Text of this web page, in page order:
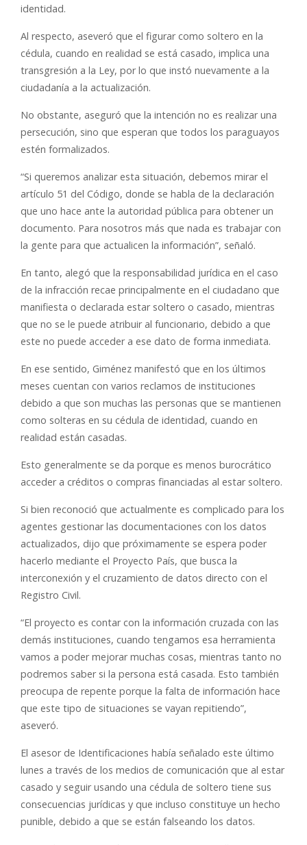
identidad.
Al respecto, aseveró que el figurar como soltero en la
cédula, cuando en realidad se está casado, implica una
transgresión a la Ley, por lo que instó nuevamente a la
ciudadanía a la actualización.
No obstante, aseguró que la intención no es realizar una
persecución, sino que esperan que todos los paraguayos
estén formalizados.
“Si queremos analizar esta situación, debemos mirar el
artículo 51 del Código, donde se habla de la declaración
que uno hace ante la autoridad pública para obtener un
documento. Para nosotros más que nada es trabajar con
la gente para que actualicen la información”, señaló.
En tanto, alegó que la responsabilidad jurídica en el caso
de la infracción recae principalmente en el ciudadano que
manifiesta o declarada estar soltero o casado, mientras
que no se le puede atribuir al funcionario, debido a que
este no puede acceder a ese dato de forma inmediata.
En ese sentido, Giménez manifestó que en los últimos
meses cuentan con varios reclamos de instituciones
debido a que son muchas las personas que se mantienen
como solteras en su cédula de identidad, cuando en
realidad están casadas.
Esto generalmente se da porque es menos burocrático
acceder a créditos o compras financiadas al estar soltero.
Si bien reconoció que actualmente es complicado para los
agentes gestionar las documentaciones con los datos
actualizados, dijo que próximamente se espera poder
hacerlo mediante el Proyecto País, que busca la
interconexión y el cruzamiento de datos directo con el
Registro Civil.
“El proyecto es contar con la información cruzada con las
demás instituciones, cuando tengamos esa herramienta
vamos a poder mejorar muchas cosas, mientras tanto no
podremos saber si la persona está casada. Esto también
preocupa de repente porque la falta de información hace
que este tipo de situaciones se vayan repitiendo”,
aseveró.
El asesor de Identificaciones había señalado este último
lunes a través de los medios de comunicación que al estar
casado y seguir usando una cédula de soltero tiene sus
consecuencias jurídicas y que incluso constituye un hecho
punible, debido a que se están falseando los datos.